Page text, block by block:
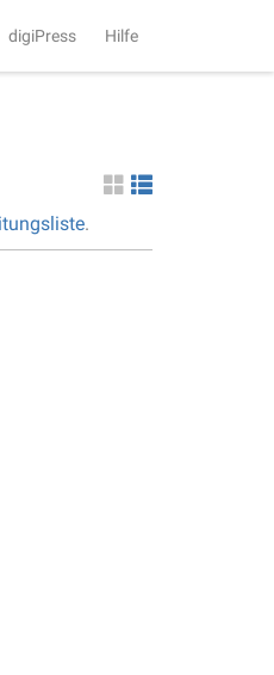
digiPress Hilfe
.